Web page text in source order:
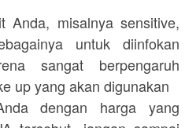
Anda, misalnya sensitive,
untuk diinfokan
sangat berpengaruh
up yang akan digunakan
dengan harga yang